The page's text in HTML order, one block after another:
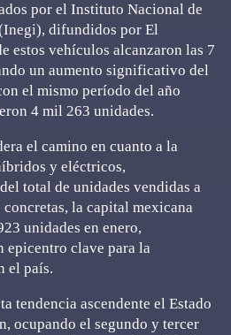
por el Instituto Nacional de
difundidos por El
estos vehículos alcanzaron las 7
un aumento significativo del
el mismo período del año
4 mil 263 unidades.
el camino en cuanto a la
y eléctricos,
total de unidades vendidas a
la capital mexicana
unidades en enero,
epicentro clave para la
el país.
tendencia ascendente el Estado
ocupando el segundo y tercer